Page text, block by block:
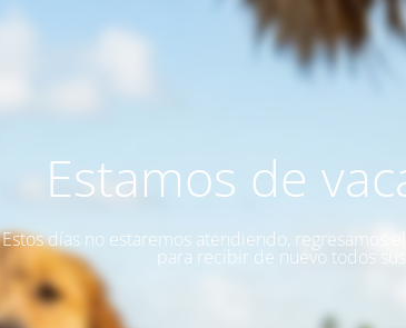
Estamos de
Estos días no estaremos atendiendo, regresamos
para recibir de nuevo todos sus